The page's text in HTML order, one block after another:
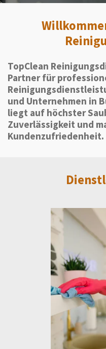
TopClean
Partner für
und Unternehmen in
liegt auf höchster
Zuverlässigkeit und
Kundenzufriedenheit.